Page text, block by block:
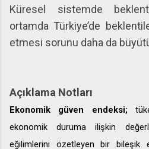
Küresel sistemde
ortamda Türkiye’de
etmesi sorunu daha da
Açıklama Notları
Ekonomik güven endeksi;
ekonomik duruma ilişkin
eğilimlerini özetleyen bir bileşik